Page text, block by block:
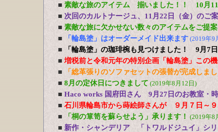
■ 素敵な旅のアイテム 揃いました！！ 10月11
■ 次回のカルトナージュ、11月22日（金）のご
■ 素敵な旅に欠かせない数々のアイテムをご提
■
「輪島塗」はオーダーメイド出来ます (2019年9
■
「輪島塗」の珈琲椀も見つけました！ 9月7
■ 増税前と令和元年の特別企画「輪島塗」この
■
「総革張りのソファセットの張替が完成しま
■ 8月の定休日につきまして (2019年8月12日)
■ Haco works 国府田さん 9月27日のお教室・
■ 石川県輪島市から蒔絵師さんが ９月７日～
■
「桐の箪笥を蘇らせよう」承ります！ (2019年8
■ 新作・シャンデリア 「トワルドジュイ」シ